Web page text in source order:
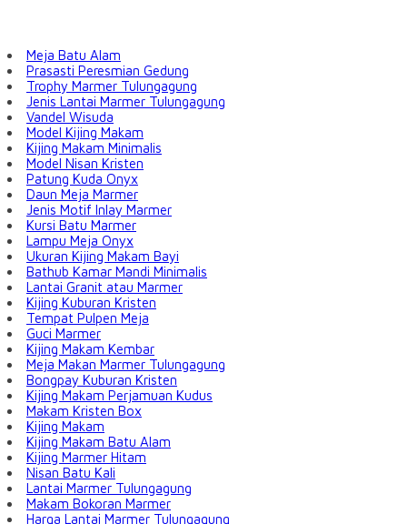
Meja Batu Alam
Prasasti Peresmian Gedung
Trophy Marmer Tulungagung
Jenis Lantai Marmer Tulungagung
Vandel Wisuda
Model Kijing Makam
Kijing Makam Minimalis
Model Nisan Kristen
Patung Kuda Onyx
Daun Meja Marmer
Jenis Motif Inlay Marmer
Kursi Batu Marmer
Lampu Meja Onyx
Ukuran Kijing Makam Bayi
Bathub Kamar Mandi Minimalis
Lantai Granit atau Marmer
Kijing Kuburan Kristen
Tempat Pulpen Meja
Guci Marmer
Kijing Makam Kembar
Meja Makan Marmer Tulungagung
Bongpay Kuburan Kristen
Kijing Makam Perjamuan Kudus
Makam Kristen Box
Kijing Makam
Kijing Makam Batu Alam
Kijing Marmer Hitam
Nisan Batu Kali
Lantai Marmer Tulungagung
Makam Bokoran Marmer
Harga Lantai Marmer Tulungagung